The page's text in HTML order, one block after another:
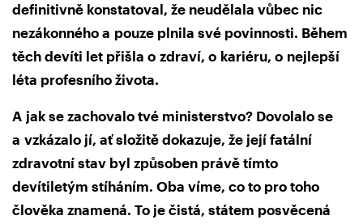
definitivně konstatoval, že neudělala vůbec nic
nezákonného a pouze plnila své povinnosti. Během
těch devíti let přišla o zdraví, o kariéru, o nejlepší
léta profesního života.
A jak se zachovalo tvé ministerstvo? Dovolalo se
a vzkázalo jí, ať složitě dokazuje, že její fatální
zdravotní stav byl způsoben právě tímto
devítiletým stíháním. Oba víme, co to pro toho
člověka znamená. To je čistá, státem posvěcená